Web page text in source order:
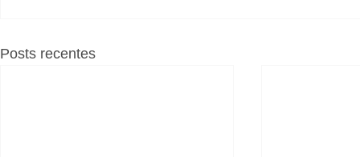
Posts recentes